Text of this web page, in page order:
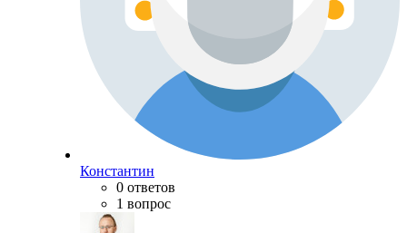
Константин
0 ответов
1 вопрос